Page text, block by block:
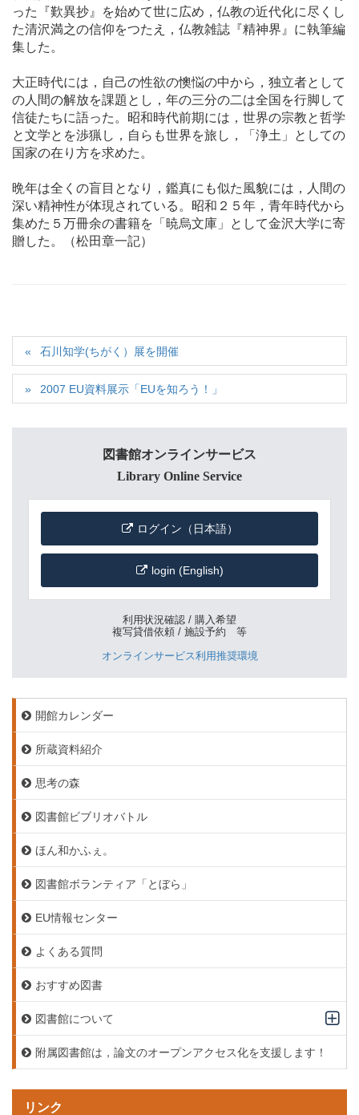
った『歎異抄』を始めて世に広め，仏教の近代化に尽くし
た清沢満之の信仰をつたえ，仏教雑誌『精神界』に執筆編
集した。
大正時代には，自己の性欲の懊悩の中から，独立者として
の人間の解放を課題とし，年の三分の二は全国を行脚して
信徒たちに語った。昭和時代前期には，世界の宗教と哲学
と文学とを渉猟し，自らも世界を旅し，「浄土」としての
国家の在り方を求めた。
晩年は全くの盲目となり，鑑真にも似た風貌には，人間の
深い精神性が体現されている。昭和２５年，青年時代から
集めた５万冊余の書籍を「暁烏文庫」として金沢大学に寄
贈した。（松田章一記）
石川知学(ちがく）展を開催
2007 EU資料展示「EUを知ろう！」
図書館オンラインサービス
Library Online Service
ログイン（日本語）
login (English)
利用状況確認 / 購入希望
複写貸借依頼 / 施設予約 等
オンラインサービス利用推奨環境
開館カレンダー
所蔵資料紹介
思考の森
図書館ビブリオバトル
ほん和かふぇ。
図書館ボランティア「とぼら」
EU情報センター
よくある質問
おすすめ図書
図書館について
附属図書館は，論文のオープンアクセス化を支援します！
リンク